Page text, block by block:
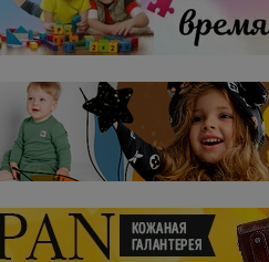
на девочку, демисезон